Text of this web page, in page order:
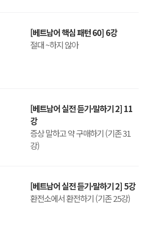
[베트남어 핵심 패턴 60] 6강
절대 ~하지 않아
[베트남어 실전 듣기·말하기 2] 11
강
증상 말하고 약 구매하기 (기존 31
강)
[베트남어 실전 듣기·말하기 2] 5강
환전소에서 환전하기 (기존 25강)